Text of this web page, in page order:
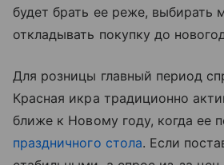
будет брать ее реже, выбирать
откладывать покупку до
Для розницы главный период
Красная икра традиционно
ближе к Новому году, когда ее
праздничного стола. Если